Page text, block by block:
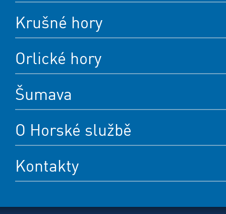
Krušné hory
Orlické hory
Šumava
O Horské službě
Kontakty